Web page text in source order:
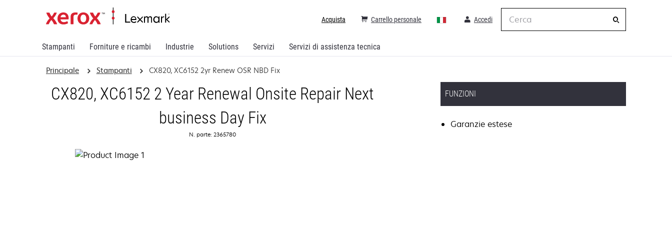
Stampanti Forniture e ricambi Industrie Solutions Servizi Servizi di assistenza tecnica
Accedi
Carrello personale
Acquista
Principale Stampanti CX820, XC6152 2yr Renew OSR NBD Fix
CX820, XC6152 2 Year Renewal Onsite Repair Next
business Day Fix
N. parte: 2365780
FUNZIONI
Garanzie estese